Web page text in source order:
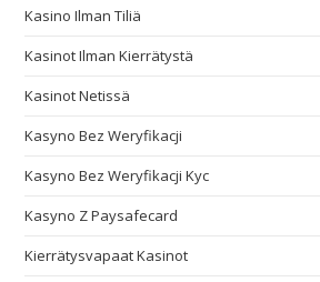
Kasino Ilman Tiliä
Kasinot Ilman Kierrätystä
Kasinot Netissä
Kasyno Bez Weryfikacji
Kasyno Bez Weryfikacji Kyc
Kasyno Z Paysafecard
Kierrätysvapaat Kasinot